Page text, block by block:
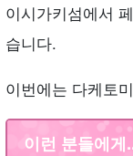
이시가키섬에서
습니다.
이번에는 다케토
이런 분들에게